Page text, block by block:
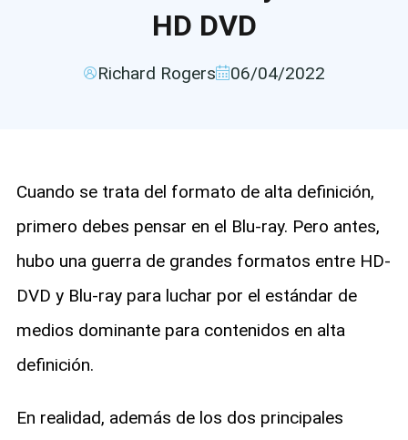
Extractor de DVD
Copia Blu-ray
HD DVD
Richard Rogers 06/04/2022
Cuando se trata del formato de alta definición,
primero debes pensar en el Blu-ray. Pero antes,
hubo una guerra de grandes formatos entre HD-
DVD y Blu-ray para luchar por el estándar de
medios dominante para contenidos en alta
definición.
En realidad, además de los dos principales